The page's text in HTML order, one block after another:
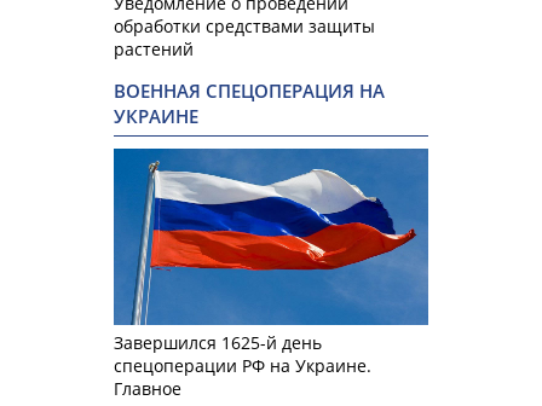
обработки средствами защиты
растений
ВОЕННАЯ СПЕЦОПЕРАЦИЯ НА
УКРАИНЕ
Завершился 1625-й день
спецоперации РФ на Украине.
Главное